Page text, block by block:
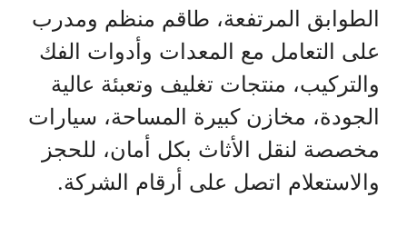
الطوابق المرتفعة، طاقم منظم ومدرب
على التعامل مع المعدات وأدوات الفك
والتركيب، منتجات تغليف وتعبئة عالية
الجودة، مخازن كبيرة المساحة، سيارات
مخصصة لنقل الأثاث بكل أمان، للحجز
والاستعلام اتصل على أرقام الشركة.